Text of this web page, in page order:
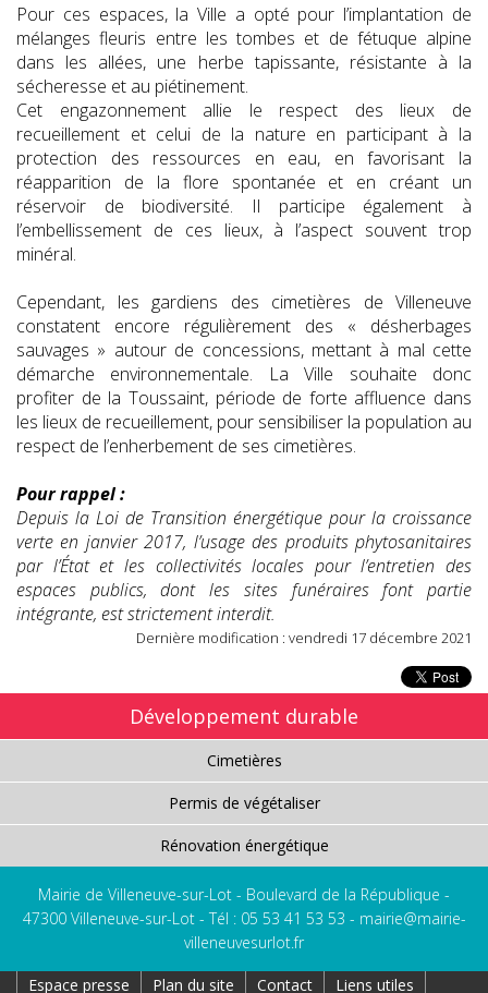
Pour ces espaces, la Ville a opté pour l’implantation de
mélanges fleuris entre les tombes et de fétuque alpine
dans les allées, une herbe tapissante, résistante à la
sécheresse et au piétinement.
Cet engazonnement allie le respect des lieux de
recueillement et celui de la nature en participant à la
protection des ressources en eau, en favorisant la
réapparition de la flore spontanée et en créant un
réservoir de biodiversité. Il participe également à
l’embellissement de ces lieux, à l’aspect souvent trop
minéral.
Cependant, les gardiens des cimetières de Villeneuve
constatent encore régulièrement des « désherbages
sauvages » autour de concessions, mettant à mal cette
démarche environnementale. La Ville souhaite donc
profiter de la Toussaint, période de forte affluence dans
les lieux de recueillement, pour sensibiliser la population au
respect de l’enherbement de ses cimetières.
Pour rappel :
Depuis la Loi de Transition énergétique pour la croissance
verte en janvier 2017, l’usage des produits phytosanitaires
par l’État et les collectivités locales pour l’entretien des
espaces publics, dont les sites funéraires font partie
intégrante, est strictement interdit.
Dernière modification : vendredi 17 décembre 2021
Développement durable
Cimetières
Permis de végétaliser
Rénovation énergétique
Mairie de Villeneuve-sur-Lot - Boulevard de la République -
47300 Villeneuve-sur-Lot - Tél : 05 53 41 53 53 - mairie@mairie-
villeneuvesurlot.fr
Espace presse Plan du site Contact Liens utiles